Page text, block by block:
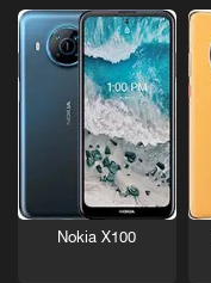
Nokia X100